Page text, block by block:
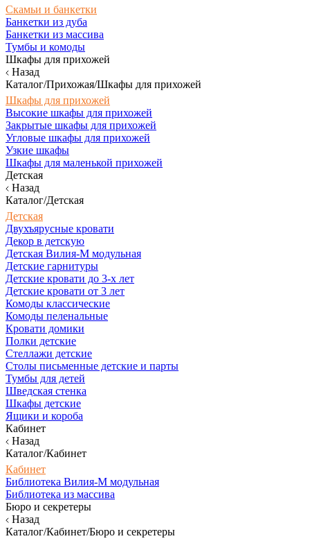
Скамьи и банкетки
Банкетки из дуба
Банкетки из массива
Тумбы и комоды
Шкафы для прихожей
Назад
Каталог/Прихожая/Шкафы для прихожей
Шкафы для прихожей
Высокие шкафы для прихожей
Закрытые шкафы для прихожей
Угловые шкафы для прихожей
Узкие шкафы
Шкафы для маленькой прихожей
Детская
Назад
Каталог/Детская
Детская
Двухъярусные кровати
Декор в детскую
Детская Вилия-М модульная
Детские гарнитуры
Детские кровати до 3-х лет
Детские кровати от 3 лет
Комоды классические
Комоды пеленальные
Кровати домики
Полки детские
Стеллажи детские
Столы письменные детские и парты
Тумбы для детей
Шведская стенка
Шкафы детские
Ящики и короба
Кабинет
Назад
Каталог/Кабинет
Кабинет
Библиотека Вилия-М модульная
Библиотека из массива
Бюро и секретеры
Назад
Каталог/Кабинет/Бюро и секретеры